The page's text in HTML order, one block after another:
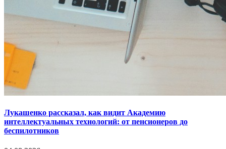
Лукашенко рассказал, как видит Академию
интеллектуальных технологий: от пенсионеров до
беспилотников